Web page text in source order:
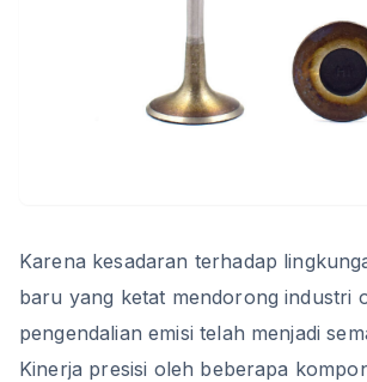
Karena kesadaran terhadap
baru yang ketat mendorong industri
pengendalian emisi telah menjadi
Kinerja presisi oleh beberapa